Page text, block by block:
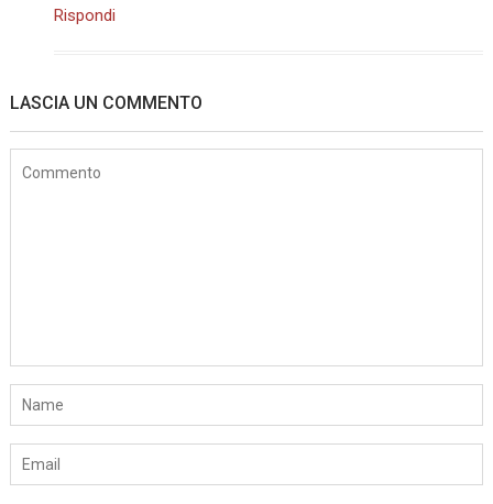
Rispondi
LASCIA UN COMMENTO